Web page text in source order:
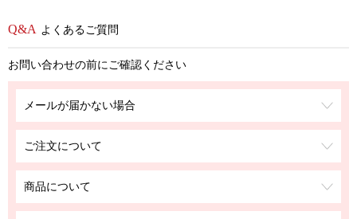
よくあるご質問
お問い合わせの前にご確認ください
メールが届かない場合
ご注文について
商品について